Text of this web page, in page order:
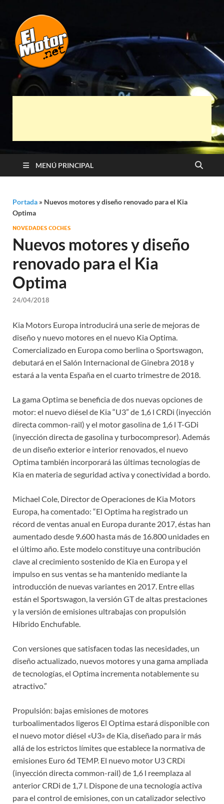
El Motor punto
Net
Automóviles
MENÚ PRINCIPAL
Portada » Nuevos motores y diseño renovado para el Kia
Optima
NOVEDADES COCHES
Nuevos motores y diseño
renovado para el Kia
Optima
24/04/2018
Kia Motors Europa introducirá una serie de mejoras de
diseño y nuevo motores en el nuevo Kia Optima.
Comercializado en Europa como berlina o Sportswagon,
debutará en el Salón Internacional de Ginebra 2018 y
estará a la venta España en el cuarto trimestre de 2018.
La gama Optima se beneficia de dos nuevas opciones de
motor: el nuevo diésel de Kia “U3” de 1,6 l CRDi (inyección
directa common-rail) y el motor gasolina de 1,6 l T-GDi
(inyección directa de gasolina y turbocompresor). Además
de un diseño exterior e interior renovados, el nuevo
Optima también incorporará las últimas tecnologías de
Kia en materia de seguridad activa y conectividad a bordo.
Michael Cole, Director de Operaciones de Kia Motors
Europa, ha comentado: “El Optima ha registrado un
récord de ventas anual en Europa durante 2017, éstas han
aumentado desde 9.600 hasta más de 16.800 unidades en
el último año. Este modelo constituye una contribución
clave al crecimiento sostenido de Kia en Europa y el
impulso en sus ventas se ha mantenido mediante la
introducción de nuevas variantes en 2017. Entre ellas
están el Sportswagon, la versión GT de altas prestaciones
y la versión de emisiones ultrabajas con propulsión
Híbrido Enchufable.
Con versiones que satisfacen todas las necesidades, un
diseño actualizado, nuevos motores y una gama ampliada
de tecnologías, el Optima incrementa notablemente su
atractivo.”
Propulsión: bajas emisiones de motores
turboalimentados ligeros El Optima estará disponible con
el nuevo motor diésel «U3» de Kia, diseñado para ir más
allá de los estrictos límites que establece la normativa de
emisiones Euro 6d TEMP. El nuevo motor U3 CRDi
(inyección directa common-rail) de 1,6 l reemplaza al
anterior CRDi de 1,7 l. Dispone de una tecnología activa
para el control de emisiones, con un catalizador selectivo